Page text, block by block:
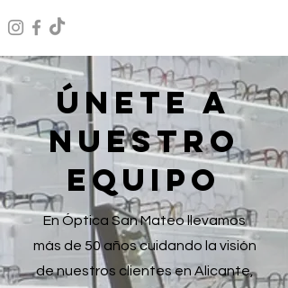
ÚNETE A
NUESTRO
EQUIPO
En Óptica San Mateo llevamos
más de 50 años cuidando la visión
de nuestros clientes en Alicante,